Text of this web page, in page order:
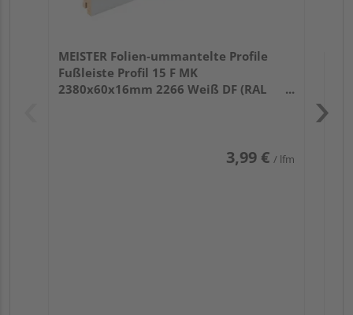
MEISTER Folien-ummantelte Profile
Fußleiste Profil 15 F MK
2380x60x16mm 2266 Weiß DF (RAL
3,99 € / lfm